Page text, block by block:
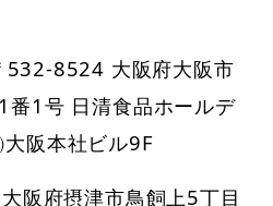
532-8524 大阪府大阪市
番1号 日清食品ホールデ
大阪本社ビル9F
阪府摂津市鳥飼上5丁目